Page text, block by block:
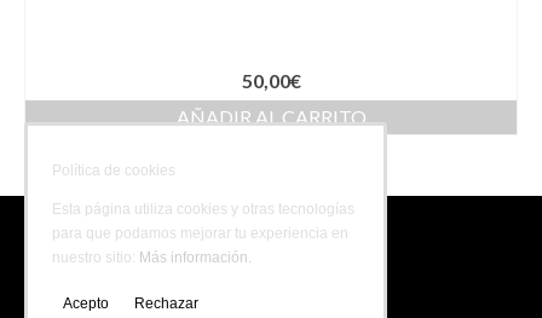
50,00€
AÑADIR AL CARRITO
Política de cookies
Esta página utiliza cookies y otras tecnologías
para que podamos mejorar tu experiencia en
nuestro sitio: Más información.
Acepto Rechazar